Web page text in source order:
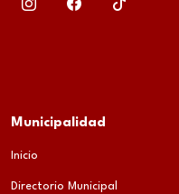
Municipalidad
Inicio
Directorio Municipal